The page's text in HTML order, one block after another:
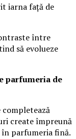
iarna față de
între
să evolueze
parfumeria de
create împreună
parfumeria fină.